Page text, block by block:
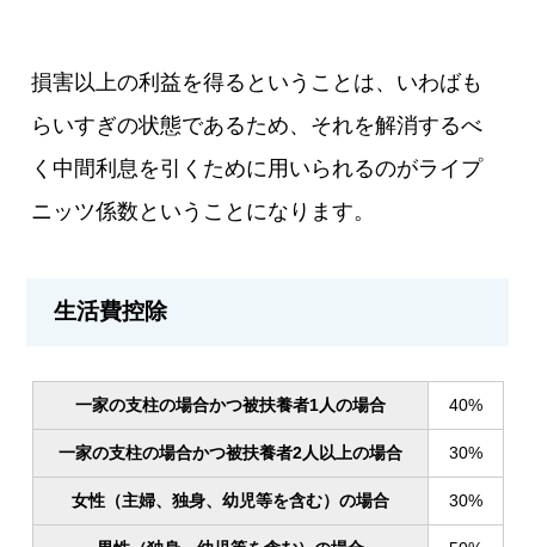
損害以上の利益を得るということは、いわばも
らいすぎの状態であるため、それを解消するべ
く中間利息を引くために用いられるのがライプ
ニッツ係数ということになります。
生活費控除
一家の支柱の場合かつ被扶養者1人の場合 40%
一家の支柱の場合かつ被扶養者2人以上の場合 30%
女性（主婦、独身、幼児等を含む）の場合 30%